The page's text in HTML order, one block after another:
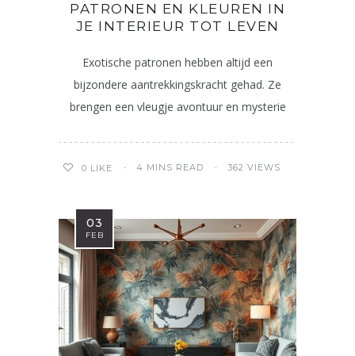
PATRONEN EN KLEUREN IN
JE INTERIEUR TOT LEVEN
Exotische patronen hebben altijd een
bijzondere aantrekkingskracht gehad. Ze
brengen een vleugje avontuur en mysterie
0 LIKE 4 MINS READ 362 VIEWS
03
FEB